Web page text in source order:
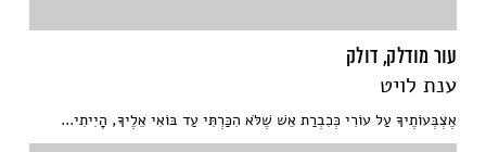
עור מודלק, דולק
ענת לויט
אֶצְבְּעוֹתֶיךָ עַל עוֹרִי כְּכִבְרַת אֵשׁ שֶׁלֹּא הִכַּרְתִּי עַד בּוֹאִי אֵלֶיךָ, הָיִיתִי...